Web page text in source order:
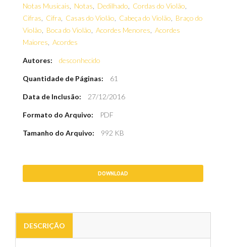
Notas Musicais
Notas Dedilhado Cordas do Violão
Cifras
Cifra Casas do Violão Cabeça do Violão
Braço do
Violão
Boca do Violão Acordes Menores Acordes
Maiores Acordes
Autores: desconhecido
Quantidade de Páginas: 61
Data de Inclusão: 27/12/2016
Formato do Arquivo: PDF
Tamanho do Arquivo: 992 KB
DOWNLOAD
DESCRIÇÃO